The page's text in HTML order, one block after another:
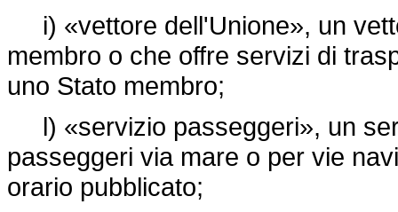
i) «vettore dell'Unione», un
membro o che offre servizi di
uno Stato membro;
l) «servizio passeggeri», un
passeggeri via mare o per vie
orario pubblicato;